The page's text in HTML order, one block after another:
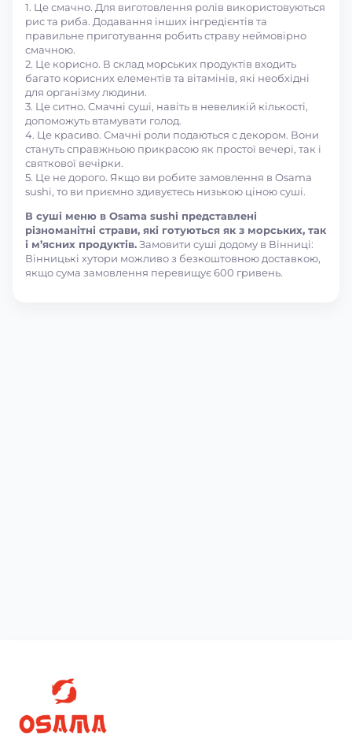
1. Це смачно. Для виготовлення ролів використовуються
рис та риба. Додавання інших інгредієнтів та
правильне приготування робить страву неймовірно
смачною.
2. Це корисно. В склад морських продуктів входить
багато корисних елементів та вітамінів, які необхідні
для організму людини.
3. Це ситно. Смачні суші, навіть в невеликій кількості,
допоможуть втамувати голод.
4. Це красиво. Смачні роли подаються с декором. Вони
стануть справжньою прикрасою як простої вечері, так і
святкової вечірки.
5. Це не дорого. Якщо ви робите замовлення в Osama
sushi, то ви приємно здивуєтесь низькою ціною суші.
В суші меню в Osama sushi представлені
різноманітні страви, які готуються як з морських, так
і м’ясних продуктів.Замовити суші додому в Вінниці:
Вінницькі хутори можливо з безкоштовною доставкою,
якщо сума замовлення перевищує 600 гривень.